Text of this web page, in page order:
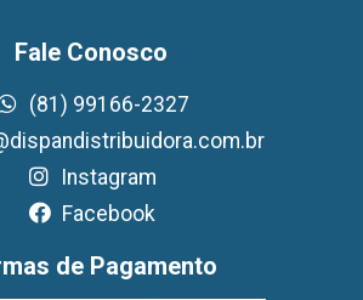
Fale Conosco
(81) 99166-2327
Instagram
Facebook
de Pagamento